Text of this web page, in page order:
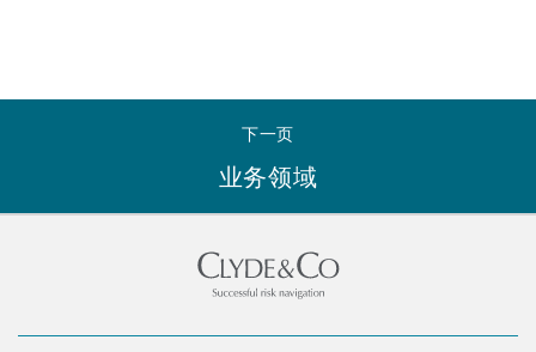
下一页
业务领域